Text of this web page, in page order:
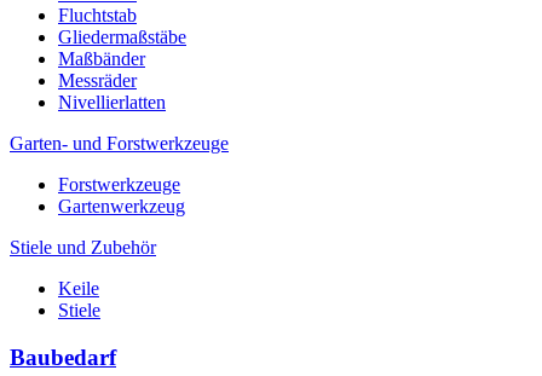
Fluchtstab
Gliedermaßstäbe
Maßbänder
Messräder
Nivellierlatten
Garten- und Forstwerkzeuge
Forstwerkzeuge
Gartenwerkzeug
Stiele und Zubehör
Keile
Stiele
Baubedarf